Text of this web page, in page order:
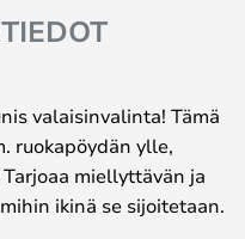
valaisinvalinta! Tämä
ruokapöydän ylle,
miellyttävän ja
ikinä se sijoitetaan.